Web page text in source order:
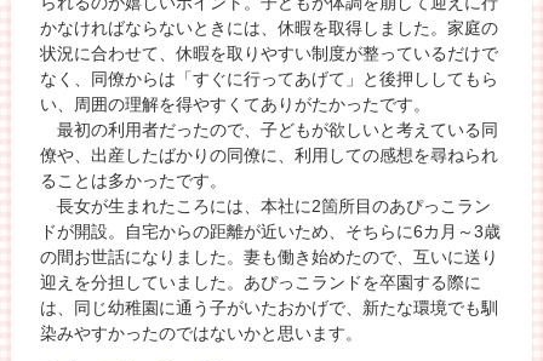
かなければならないときには、休暇を取得しました。家庭の
状況に合わせて、休暇を取りやすい制度が整っているだけで
なく、同僚からは「すぐに行ってあげて」と後押ししてもら
い、周囲の理解を得やすくてありがたかったです。
最初の利用者だったので、子どもが欲しいと考えている同
僚や、出産したばかりの同僚に、利用しての感想を尋ねられ
ることは多かったです。
長女が生まれたころには、本社に2箇所目のあぴっこラン
ドが開設。自宅からの距離が近いため、そちらに6カ月～3歳
の間お世話になりました。妻も働き始めたので、互いに送り
迎えを分担していました。あぴっこランドを卒園する際に
は、同じ幼稚園に通う子がいたおかげで、新たな環境でも馴
染みやすかったのではないかと思います。